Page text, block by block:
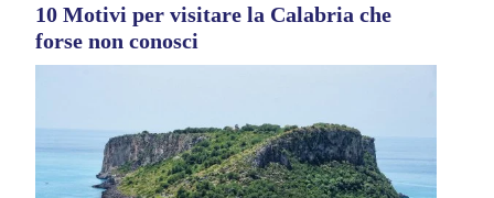
10 Motivi per visitare la Calabria che
forse non conosci